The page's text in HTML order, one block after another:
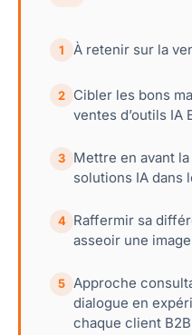
1 À retenir sur la
2
Cibler les bons
ventes d’outils IA
3
Mettre en avant
solutions IA dans
4 Raffermir sa
asseoir une
5 Approche
dialogue en
chaque client B2B